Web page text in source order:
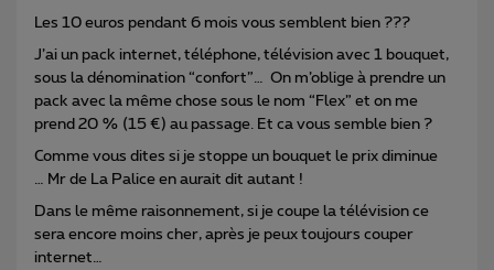
Les 10 euros pendant 6 mois vous semblent bien ???
J’ai un pack internet, téléphone, télévision avec 1 bouquet,
sous la dénomination “confort”… On m’oblige à prendre un
pack avec la même chose sous le nom “Flex” et on me
prend 20 % (15 €) au passage. Et ca vous semble bien ?
Comme vous dites si je stoppe un bouquet le prix diminue
… Mr de La Palice en aurait dit autant !
Dans le même raisonnement, si je coupe la télévision ce
sera encore moins cher, après je peux toujours couper
internet…